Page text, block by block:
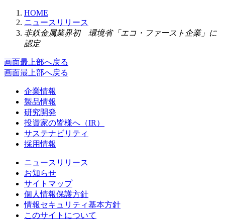
HOME
ニュースリリース
非鉄金属業界初 環境省「エコ・ファースト企業」に
認定
画面最上部へ戻る
画面最上部へ戻る
企業情報
製品情報
研究開発
投資家の皆様へ（IR）
サステナビリティ
採用情報
ニュースリリース
お知らせ
サイトマップ
個人情報保護方針
情報セキュリティ基本方針
このサイトについて